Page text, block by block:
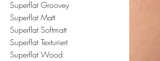
Superflat Groovey
Superflat Matt
Superflat Softmatt
Superflat Texturiert
Superflat Wood